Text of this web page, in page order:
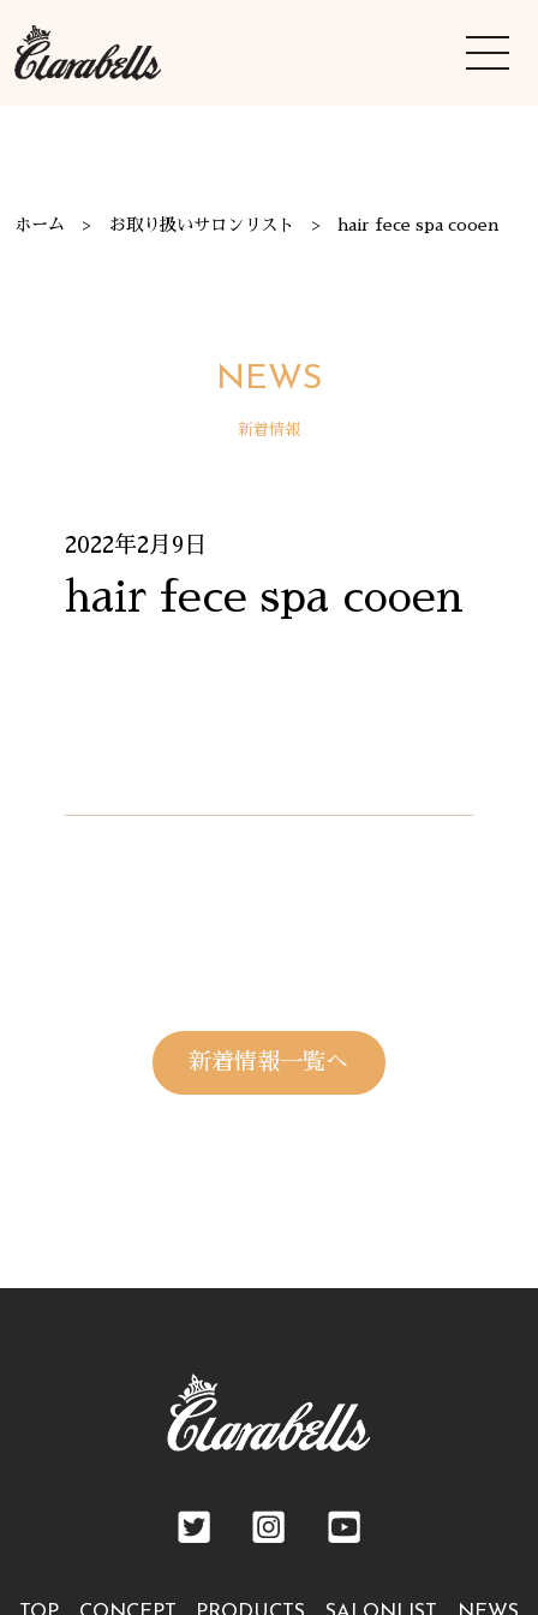
ホーム お取り扱いサロンリスト hair fece spa cooen
NEWS
新着情報
2022年2月9日
hair fece spa cooen
新着情報一覧へ